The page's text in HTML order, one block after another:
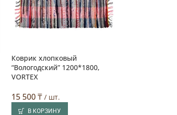
Коврик хлопковый
“Вологодский” 1200*1800,
VORTEX
15 500₸/ шт.
В КОРЗИНУ